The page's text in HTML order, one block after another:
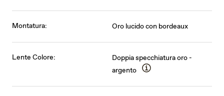
Montatura: Oro lucido con bordeaux
Lente Colore:
Doppia specchiatura oro -
argento